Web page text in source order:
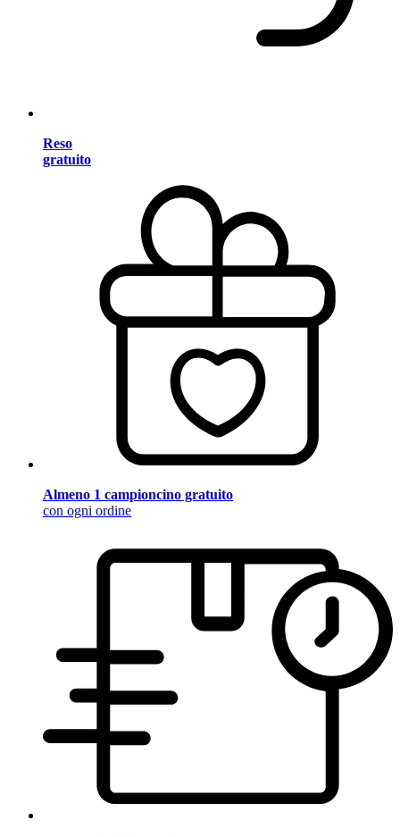
Reso
gratuito
Almeno 1 campioncino gratuito
con ogni ordine